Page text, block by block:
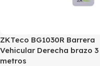
ZKTeco BG1030R Barrera
Vehicular Derecha brazo 3
metros